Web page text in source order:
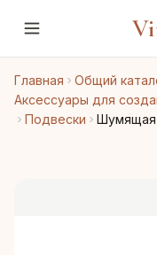
Главная
Общий
Аксессуары для
Подвески
Шумящая